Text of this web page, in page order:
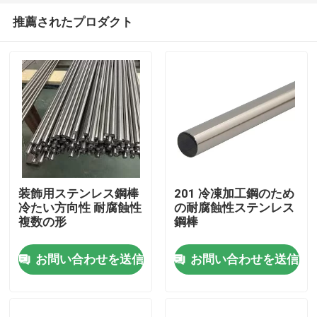
家へ
推薦されたプロダクト
装飾用ステンレス鋼棒
冷たい方向性 耐腐蝕性
複数の形
お問い合わせを送信
201 冷凍加工鋼のため
の耐腐蝕性ステンレス
鋼棒
お問い合わせを送信